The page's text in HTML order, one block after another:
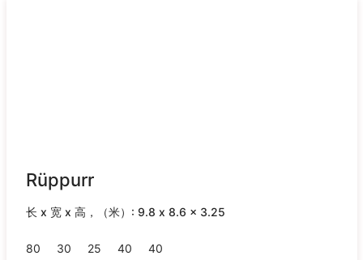
Rüppurr
长 x 宽 x 高，（米）: 9.8 x 8.6 x 3.25
80 30 25 40
40